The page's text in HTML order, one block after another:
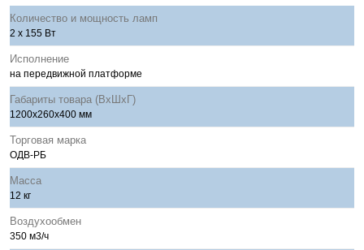
Количество и мощность ламп
2 х 155 Вт
Исполнение
на передвижной платформе
Габариты товара (ВхШхГ)
1200х260х400 мм
Торговая марка
ОДВ-РБ
Масса
12 кг
Воздухообмен
350 м3/ч